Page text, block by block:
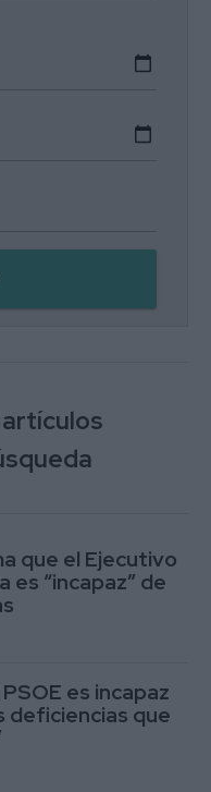
artículos
que el Ejecutivo
es “incapaz” de
es incapaz
deficiencias que